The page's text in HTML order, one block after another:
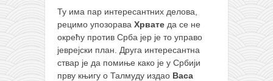
Ту има пар интересантних делова,
рецимо упозорава Хрвате да се не
окрећу против Срба јер је то управо
јеврејски план. Друга интересантна
ствар је да помиње како је у Србији
прву књигу о Талмуду издао Васа